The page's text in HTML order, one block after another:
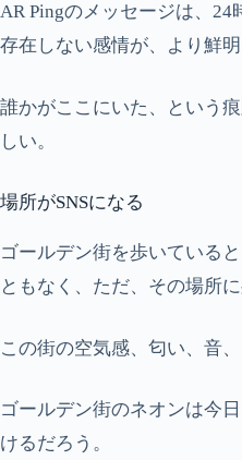
AR Pingのメッセージは、
存在しない感情が、より鮮
誰かがここにいた、という
しい。
場所がSNSになる
ゴールデン街を歩いている
ともなく、ただ、その場所
この街の空気感、匂い、音
ゴールデン街のネオンは今
けるだろう。